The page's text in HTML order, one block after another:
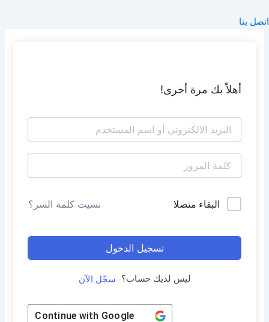
اتصل بنا
أهلاً بك مرة أخرى!
البقاء متصلا نسيت كلمة السر؟
تسجيل الدخول
ليس لديك حساب؟ سجّل الآن
Continue with Google